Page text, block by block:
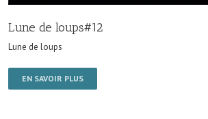
Lune de loups#12
Lune de loups
EN SAVOIR PLUS